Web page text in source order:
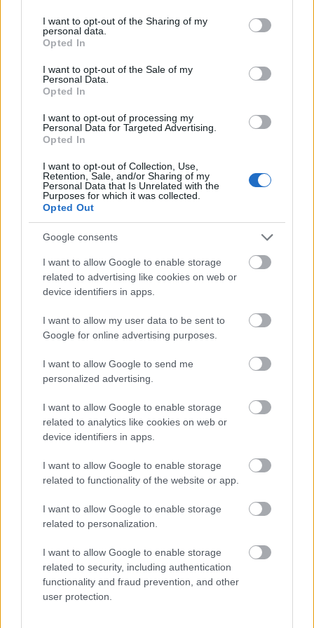
not limited to your visit or usage behaviour. You may click to
grant or deny consent to Google and its third-party tags to
use your data for below specified purposes in below Google
consent section.
I want to opt-out of the Sharing of my
personal data.
Opted In
I want to opt-out of the Sale of my
Personal Data.
Opted In
I want to opt-out of processing my
Personal Data for Targeted Advertising.
Opted In
I want to opt-out of Collection, Use,
Retention, Sale, and/or Sharing of my
Personal Data that Is Unrelated with the
Purposes for which it was collected.
Opted Out
Google consents
I want to allow Google to enable storage
related to advertising like cookies on web or
device identifiers in apps.
I want to allow my user data to be sent to
Google for online advertising purposes.
I want to allow Google to send me
personalized advertising.
I want to allow Google to enable storage
related to analytics like cookies on web or
device identifiers in apps.
I want to allow Google to enable storage
related to functionality of the website or app.
I want to allow Google to enable storage
related to personalization.
I want to allow Google to enable storage
related to security, including authentication
functionality and fraud prevention, and other
user protection.
mis on hoolikalt kihiti asetatud kargete roheliste
salatilehtede sisse, mis toimivad looduslike
loomuliku valgusega, mis rõhutab iga koostisosa
värskust ja erksat tekstuuri, säilitades samal ajal
puhta ja moodsa kulinaarse esteetika. Madal
teravussügavus loob elegantse professionaalse
toidufotograafia ilme, hoides esiküljed teravas
fookuses ja hägustades taustaelemente pehmelt.
Salatilehed on asetatud diagonaalselt üle puitlaua,
luues visuaalselt dünaamilise kompositsiooni, mis
suunab vaataja pilgu loomulikult esiplaanilt
taustale. Iga leht on heldelt täidetud erksa ja
tervislike koostisosade kombinatsiooniga. Täidiste
tofupurud kergelt krõbeda pealispinnaga, peeneks
hakitud lilla kapsas, õhukesed porgandiribad,
tükeldatud punane paprika, kreemja avokaado
seesamiseemned. Värvide mitmekesisus loob
silmatorkava kontrasti erkroheliste salatilehtedega,
rõhutades värskust ja toiteväärtust.
Salat ise tundub krõbe ja niisutatud, nähtava
tekstuuri ja õrnade voldidega, mis täidist
loomulikult ümbritsevad. Lehtede erkroheline värv
aitab kaasa pildi üldisele tervislikule ja
värskendavale visuaalsele toonile. Täidised on
kunstipäraselt kihiti laotud, et pakkuda visuaalset
sügavust ja küllust, muutes wrapid rahuldavaks,
nagu seesamiseemned, hakitud ürdid ja läikivad
köögiviljapinnad, lisavad stseenile realismi ja
Taustal, veidi fookusest väljas, asub väike kauss
kreemja dipikastmega, mille peal on mustad ja
valged seesamiseemned. Kaste lisab sooja